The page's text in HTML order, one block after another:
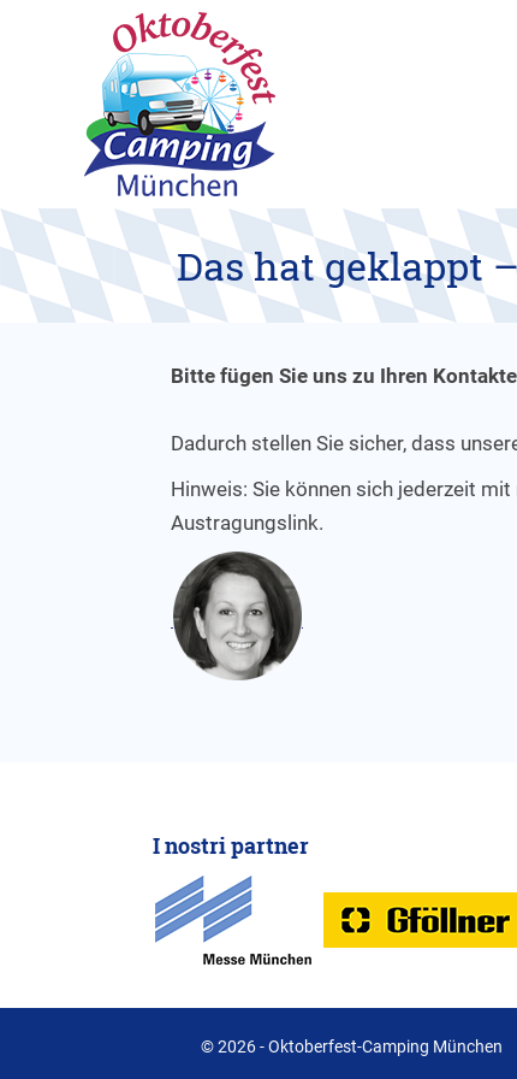
Das hat geklappt
Bitte fügen Sie uns zu Ihren
Dadurch stellen Sie sicher, dass
Hinweis: Sie können sich jederzeit
Austragungslink.
I nostri partner
© 2026 - Oktoberfest-Camping München